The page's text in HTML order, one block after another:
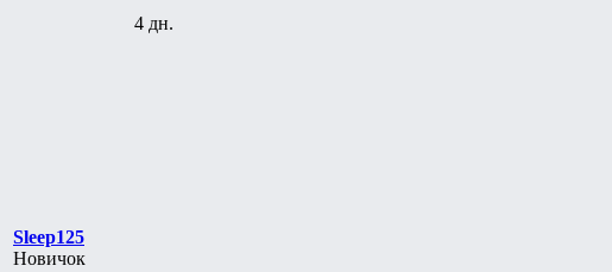
4 дн.
Sleep125
Новичок